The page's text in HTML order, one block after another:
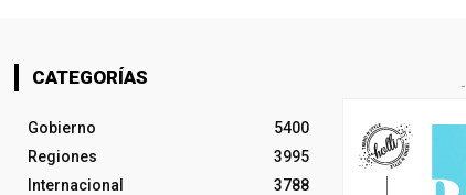
CATEGORÍAS
Gobierno
5400
Regiones
3995
Internacional
3788